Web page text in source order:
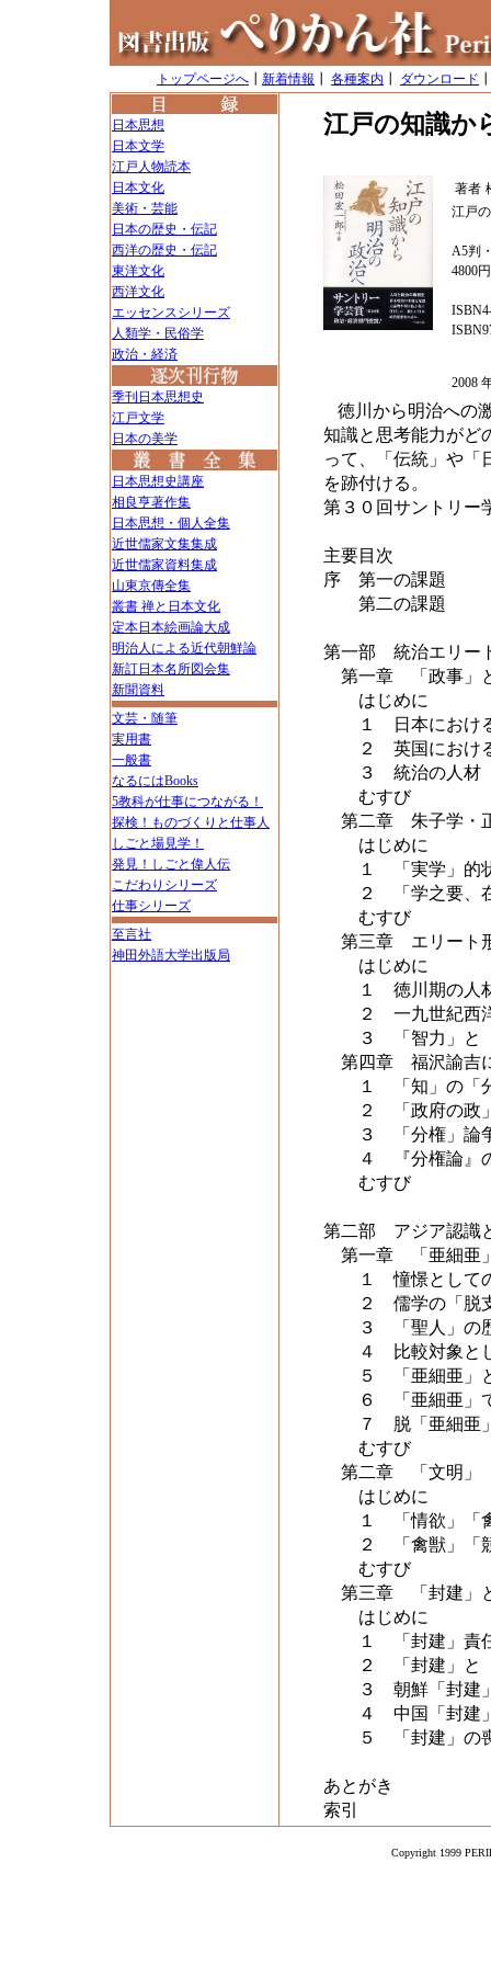
トップページへ 新着情報 各種案内 ダウンロード
日本思想
日本文学
江戸人物読本
日本文化
美術・芸能
日本の歴史・伝記
西洋の歴史・伝記
東洋文化
西洋文化
エッセンスシリーズ
人類学・民俗学
政治・経済
季刊日本思想史
江戸文学
日本の美学
日本思想史講座
相良亨著作集
日本思想・個人全集
近世儒家文集集成
近世儒家資料集成
山東京傳全集
叢書 禅と日本文化
定本日本絵画論大成
明治人による近代朝鮮論
新訂日本名所図会集
新聞資料
文芸・随筆
実用書
一般書
なるにはBooks
5教科が仕事につながる！
探検！ものづくりと仕事人
しごと場見学！
発見！しごと偉人伝
こだわりシリーズ
仕事シリーズ
至言社
神田外語大学出版局
江戸の知識か
著者
江戸
A5判
4800
2008
徳川から明治への
知識と思考能力がど
って、「伝統」や「
を跡付ける。
第３０回サントリー
主要目次
序 第一の課題
第二の課題
第一部 統治エリー
第一章 「政事」
はじめに
１ 日本における
２ 英国における
３ 統治の人材
むすび
第二章 朱子学・
はじめに
１ 「実学」的
２ 「学之要、在
むすび
第三章 エリート
はじめに
１ 徳川期の人
２ 一九世紀西洋
３ 「智力」と
第四章 福沢諭吉
１ 「知」の「分
２ 「政府の政」
３ 「分権」論
４ 『分権論
むすび
第二部 アジア認識
第一章 「亜細亜
１ 憧憬としての
２ 儒学の「脱
３ 「聖人」の歴
４ 比較対象とし
５ 「亜細亜」と
６ 「亜細亜」で
７ 脱「亜細亜
むすび
第二章 「文明」
はじめに
１ 「情欲」「禽
２ 「禽獣」「競
むすび
第三章 「封建」と
はじめに
１ 「封建」責
２ 「封建」と「
３ 朝鮮「封建」
４ 中国「封建」
５ 「封建」の喪
あとがき
索引
Copyright 1999